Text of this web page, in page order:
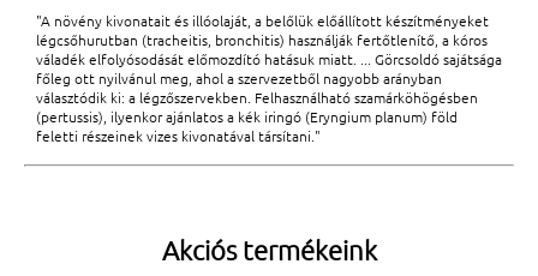
"A növény kivonatait és illóolaját, a belőlük előállított készítményeket
légcsőhurutban (tracheitis, bronchitis) használják fertőtlenítő, a kóros
váladék elfolyósodását előmozdító hatásuk miatt. ... Görcsoldó sajátsága
főleg ott nyilvánul meg, ahol a szervezetből nagyobb arányban
választódik ki: a légzőszervekben. Felhasználható szamárköhögésben
(pertussis), ilyenkor ajánlatos a kék iringó (Eryngium planum) föld
feletti részeinek vizes kivonatával társítani."
Akciós termékeink